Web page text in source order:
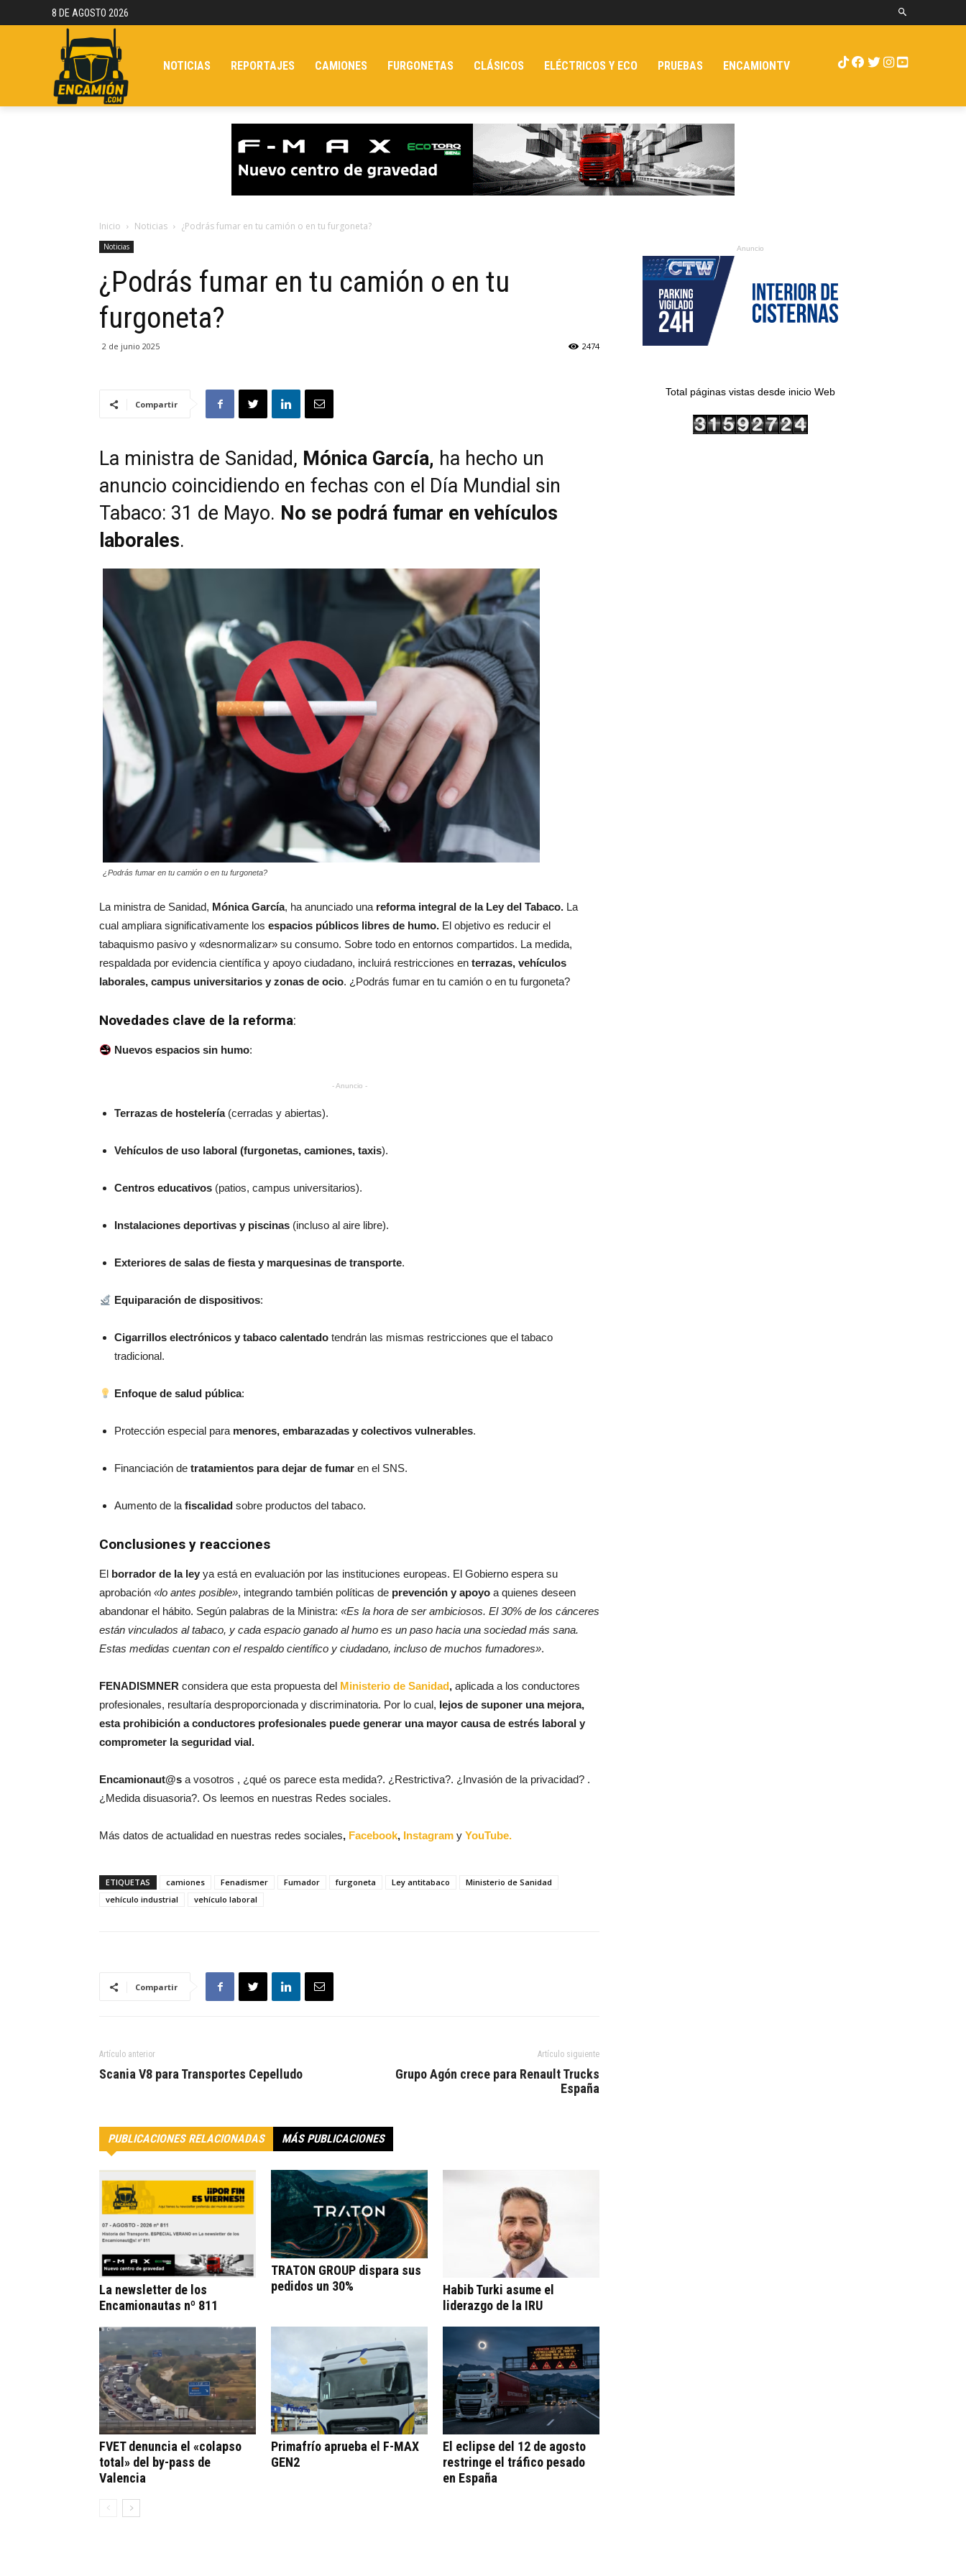
8 DE AGOSTO 2026
NOTICIAS REPORTAJES CAMIONES FURGONETAS CLÁSICOS ELÉCTRICOS Y ECO PRUEBAS ENCAMIONTV
Inicio Noticias ¿Podrás fumar en tu camión o en tu furgoneta?
Noticias
¿Podrás fumar en tu camión o en tu
furgoneta?
2 de junio 2025 2474
Compartir
La ministra de Sanidad, Mónica García, ha hecho un
anuncio coincidiendo en fechas con el Día Mundial sin
Tabaco: 31 de Mayo. No se podrá fumar en vehículos
laborales.
¿Podrás fumar en tu camión o en tu furgoneta?
La ministra de Sanidad, Mónica García, ha anunciado una reforma integral de la Ley del Tabaco. La
cual ampliara significativamente los espacios públicos libres de humo. El objetivo es reducir el
tabaquismo pasivo y «desnormalizar» su consumo. Sobre todo en entornos compartidos. La medida,
respaldada por evidencia científica y apoyo ciudadano, incluirá restricciones en terrazas, vehículos
laborales, campus universitarios y zonas de ocio. ¿Podrás fumar en tu camión o en tu furgoneta?
Novedades clave de la reforma:
Nuevos espacios sin humo:
- Anuncio -
Terrazas de hostelería(cerradas y abiertas).
Vehículos de uso laboral (furgonetas, camiones, taxis).
Centros educativos (patios, campus universitarios).
Instalaciones deportivas y piscinas (incluso al aire libre).
Exteriores de salas de fiesta y marquesinas de transporte.
Equiparación de dispositivos:
Cigarrillos electrónicos y tabaco calentado tendrán las mismas restricciones que el tabaco
tradicional.
Enfoque de salud pública:
Protección especial para menores, embarazadas y colectivos vulnerables.
Financiación de tratamientos para dejar de fumar en el SNS.
Aumento de la fiscalidad sobre productos del tabaco.
Conclusiones y reacciones
El borrador de la ley ya está en evaluación por las instituciones europeas. El Gobierno espera su
aprobación «lo antes posible», integrando también políticas de prevención y apoyo a quienes deseen
abandonar el hábito. Según palabras de la Ministra: «Es la hora de ser ambiciosos. El 30% de los cánceres
están vinculados al tabaco, y cada espacio ganado al humo es un paso hacia una sociedad más sana.
Estas medidas cuentan con el respaldo científico y ciudadano, incluso de muchos fumadores».
FENADISMNER considera que esta propuesta del Ministerio de Sanidad, aplicada a los conductores
profesionales, resultaría desproporcionada y discriminatoria. Por lo cual, lejos de suponer una mejora,
esta prohibición a conductores profesionales puede generar una mayor causa de estrés laboral y
comprometer la seguridad vial.
Encamionaut@s a vosotros , ¿qué os parece esta medida?. ¿Restrictiva?. ¿Invasión de la privacidad? .
¿Medida disuasoria?. Os leemos en nuestras Redes sociales.
Más datos de actualidad en nuestras redes sociales, Facebook, Instagram y YouTube.
ETIQUETAS camiones Fenadismer Fumador furgoneta Ley antitabaco
Ministerio de Sanidad
vehículo industrial
vehículo laboral
Compartir
Artículo anterior
Scania V8 para Transportes Cepelludo
Artículo siguiente
Grupo Agón crece para Renault Trucks
España
PUBLICACIONES RELACIONADAS MÁS PUBLICACIONES
La newsletter de los
Encamionautas nº 811
TRATON GROUP dispara sus
pedidos un 30%
Habib Turki asume el
liderazgo de la IRU
FVET denuncia el «colapso
total» del by-pass de
Valencia
Primafrío aprueba el F-MAX
GEN2
El eclipse del 12 de agosto
restringe el tráfico pesado
en España
Anuncio
Total páginas vistas desde inicio Web